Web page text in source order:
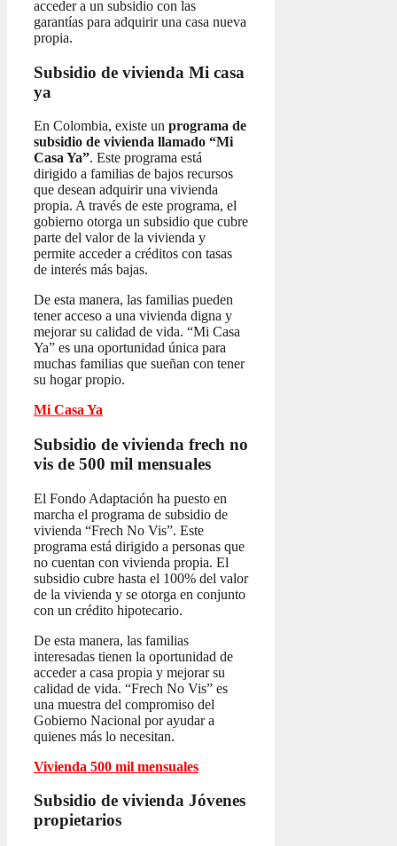
acceder a un subsidio con las
garantías para adquirir una casa nueva
propia.
Subsidio de vivienda Mi casa
ya
En Colombia, existe un programa de
subsidio de vivienda llamado “Mi
Casa Ya”. Este programa está
dirigido a familias de bajos recursos
que desean adquirir una vivienda
propia. A través de este programa, el
gobierno otorga un subsidio que cubre
parte del valor de la vivienda y
permite acceder a créditos con tasas
de interés más bajas.
De esta manera, las familias pueden
tener acceso a una vivienda digna y
mejorar su calidad de vida. “Mi Casa
Ya” es una oportunidad única para
muchas familias que sueñan con tener
su hogar propio.
Mi Casa Ya
Subsidio de vivienda frech no
vis de 500 mil mensuales
El Fondo Adaptación ha puesto en
marcha el programa de subsidio de
vivienda “Frech No Vis”. Este
programa está dirigido a personas que
no cuentan con vivienda propia. El
subsidio cubre hasta el 100% del valor
de la vivienda y se otorga en conjunto
con un crédito hipotecario.
De esta manera, las familias
interesadas tienen la oportunidad de
acceder a casa propia y mejorar su
calidad de vida. “Frech No Vis” es
una muestra del compromiso del
Gobierno Nacional por ayudar a
quienes más lo necesitan.
Vivienda 500 mil mensuales
Subsidio de vivienda Jóvenes
propietarios